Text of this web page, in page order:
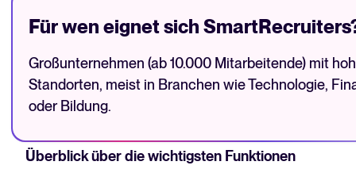
Für wen eignet sich
Großunternehmen (ab 10.000 Mitarbeitende) mit
Standorten, meist in Branchen wie Technologie,
oder Bildung.
Überblick über die wichtigsten Funktionen